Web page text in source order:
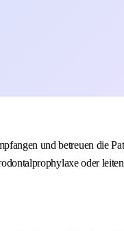
und betreuen die
oder